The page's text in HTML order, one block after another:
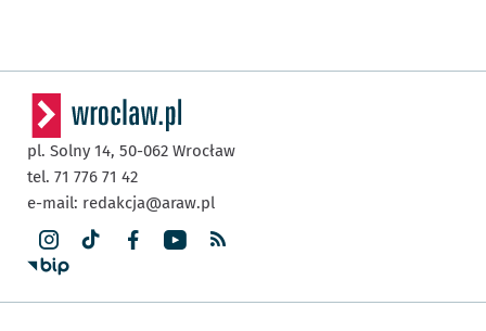
pl. Solny 14, 50-062 Wrocław
tel. 71 776 71 42
e-mail: redakcja@araw.pl